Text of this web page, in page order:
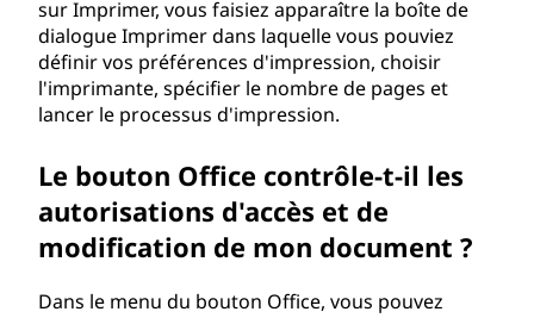
sur Imprimer, vous faisiez apparaître la boîte de
dialogue Imprimer dans laquelle vous pouviez
définir vos préférences d'impression, choisir
l'imprimante, spécifier le nombre de pages et
lancer le processus d'impression.
Le bouton Office contrôle-t-il les
autorisations d'accès et de
modification de mon document ?
Dans le menu du bouton Office, vous pouvez